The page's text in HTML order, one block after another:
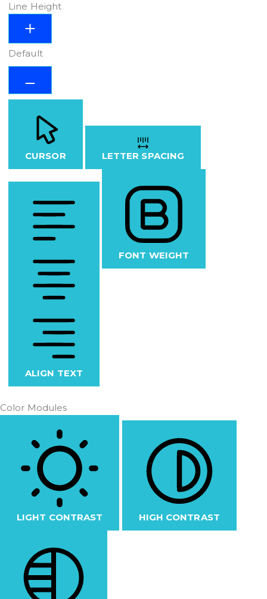
Line Height
Default
CURSOR LETTER SPACING
ALIGN TEXT
FONT WEIGHT
Color Modules
LIGHT CONTRAST HIGH CONTRAST